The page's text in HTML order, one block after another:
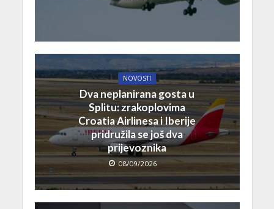
NOVOSTI
Dva neplanirana gosta u
Splitu: zrakoplovima
Croatia Airlinesa i Iberije
pridružila se još dva
prijevoznika
08/09/2026